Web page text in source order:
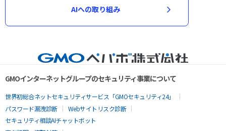
AIへの取り組み
GMOインターネットグループのセキュリティ事業について
世界初総合ネットセキュリティサービス「GMOセキュリティ24」
パスワード漏洩診断
Webサイトリスク診断
セキュリティ相談AIチャットボット